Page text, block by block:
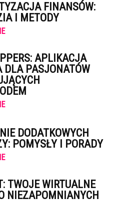
FINANSÓW:
I METODY
APLIKACJA
DLA PASJONATÓW
DODATKOWYCH
POMYSŁY I PORADY
TWOJE WIRTUALNE
NIEZAPOMNIANYCH